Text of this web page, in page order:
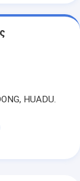
HUADU.